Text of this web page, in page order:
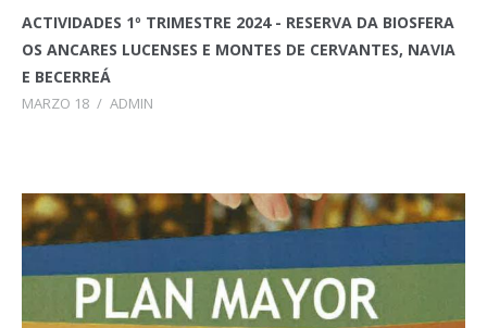
ACTIVIDADES 1º TRIMESTRE 2024 - RESERVA DA BIOSFERA
OS ANCARES LUCENSES E MONTES DE CERVANTES, NAVIA
E BECERREÁ
MARZO 18 / ADMIN